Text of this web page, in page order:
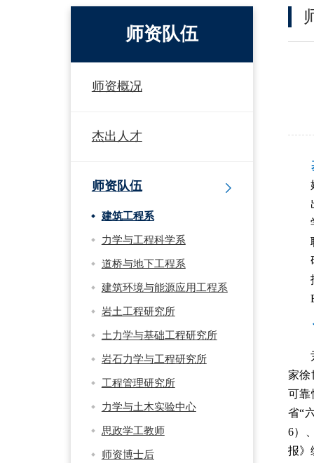
师资队伍
师资概况
杰出人才
师资队伍
建筑工程系
力学与工程科学系
道桥与地下工程系
建筑环境与能源应用工程系
岩土工程研究所
土力学与基础工程研究所
岩石力学与工程研究所
工程管理研究所
力学与土木实验中心
思政学工教师
师资博士后
家徐
可靠
省“
6）
报》